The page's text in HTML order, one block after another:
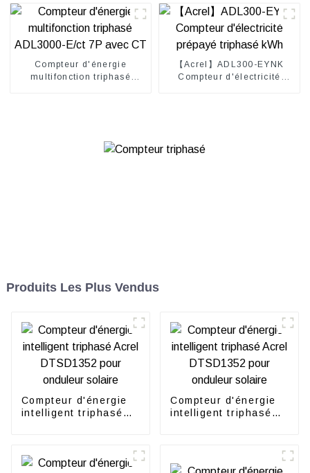
Compteur d'énergie
multifonction triphasé
【Acrel】ADL300-EYNK
Compteur d'électricité
Produits Les Plus Vendus
Compteur d'énergie
intelligent triphasé
Compteur d'énergie
intelligent triphasé